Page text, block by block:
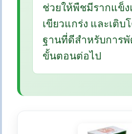
ช่วยให้พืชมีรากแข็ง
เขียวแกร่ง และเติบ
ฐานที่ดีสำหรับการ
ขั้นตอนต่อไป